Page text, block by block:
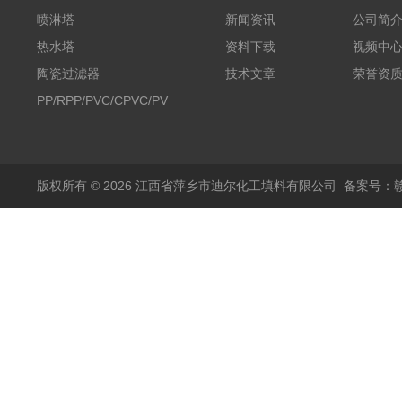
喷淋塔
热水塔
陶瓷过滤器
PP/RPP/PVC/CPVC/PVDF
新闻资讯
资料下载
技术文章
公司简介
视频中心
荣誉资质
版权所有 © 2026 江西省萍乡市迪尔化工填料有限公司 备案号：